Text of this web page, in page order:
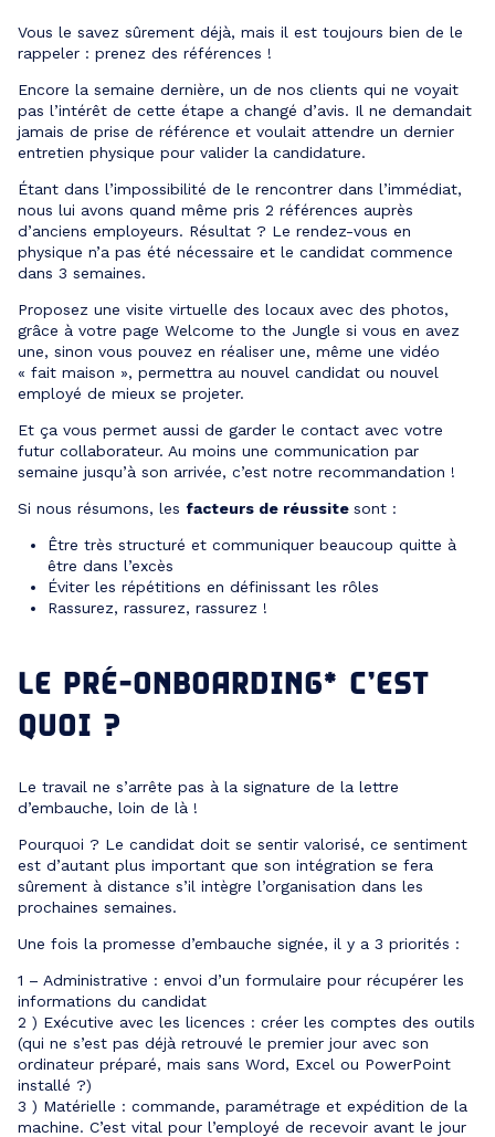
Vous le savez sûrement déjà, mais il est toujours bien de le
rappeler : prenez des références !
Encore la semaine dernière, un de nos clients qui ne voyait
pas l’intérêt de cette étape a changé d’avis. Il ne demandait
jamais de prise de référence et voulait attendre un dernier
entretien physique pour valider la candidature.
Étant dans l’impossibilité de le rencontrer dans l’immédiat,
nous lui avons quand même pris 2 références auprès
d’anciens employeurs. Résultat ? Le rendez-vous en
physique n’a pas été nécessaire et le candidat commence
dans 3 semaines.
Proposez une visite virtuelle des locaux avec des photos,
grâce à votre page Welcome to the Jungle si vous en avez
une, sinon vous pouvez en réaliser une, même une vidéo
« fait maison », permettra au nouvel candidat ou nouvel
employé de mieux se projeter.
Et ça vous permet aussi de garder le contact avec votre
futur collaborateur. Au moins une communication par
semaine jusqu’à son arrivée, c’est notre recommandation !
Si nous résumons, les facteurs de réussite sont :
Être très structuré et communiquer beaucoup quitte à
être dans l’excès
Éviter les répétitions en définissant les rôles
Rassurez, rassurez, rassurez !
LE PRÉ-ONBOARDING* C’EST
QUOI ?
Le travail ne s’arrête pas à la signature de la lettre
d’embauche, loin de là !
Pourquoi ? Le candidat doit se sentir valorisé, ce sentiment
est d’autant plus important que son intégration se fera
sûrement à distance s’il intègre l’organisation dans les
prochaines semaines.
Une fois la promesse d’embauche signée, il y a 3 priorités :
1 – Administrative : envoi d’un formulaire pour récupérer les
informations du candidat
2 ) Exécutive avec les licences : créer les comptes des outils
(qui ne s’est pas déjà retrouvé le premier jour avec son
ordinateur préparé, mais sans Word, Excel ou PowerPoint
installé ?)
3 ) Matérielle : commande, paramétrage et expédition de la
machine. C’est vital pour l’employé de recevoir avant le jour